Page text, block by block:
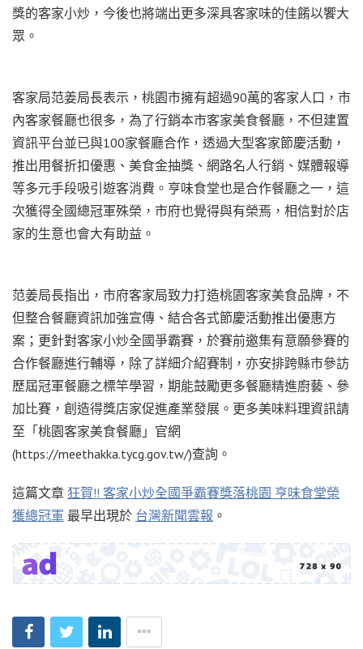
獎的客家小炒，今後也將端出更多深具客家味的佳餚以饗大
眾。
客家局范姜局長表示，桃園市擁有超過90萬的客家人口，市
內客家餐廳也很多，為了行銷本市客家美食餐廳，不但建置
資訊平台並已與100家餐廳合作，透過大型客家節慶活動，
推出用餐折扣優惠、美食金抽獎、網路名人行銷、媒體報導
等多元手段吸引遊客消費。亨味食堂也是合作餐廳之一，這
次獲得全國總冠軍殊榮，市府也覺得與有榮焉，相信對於店
家的生意也會大有助益。
范姜局長指出，市府客家局致力打造桃園客家美食品牌，不
但整合餐廳資訊加強宣傳、結合各式節慶活動推出優惠方
案；更針對客家小炒全國爭霸賽，於賽前邀集有意願參賽的
合作餐廳進行輔導，除了詳細介紹賽制，亦安排跨縣市參訪
歷屆冠軍餐廳之標竿學習，期能鼓勵更多餐廳精進廚藝、參
加比賽，創造得獎店家促進產業發展。更多美味料理資訊請
至「桃園客家美食餐廳」官網
(https://meethakka.tycg.gov.tw/)查詢。
這篇文章 狂賀!! 客家小炒全國爭霸賽獎落桃園 亨味食堂榮
獲總冠軍 最早出現於 台灣新聞雲報 。